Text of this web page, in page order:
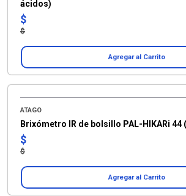
ácidos)
$
$
Agregar al Carrito
ATAGO
Brixómetro IR de bolsillo PAL-HIKARi 44
$
$
Agregar al Carrito